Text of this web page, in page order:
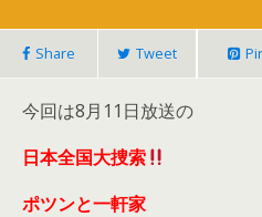
Share Tweet
今回は8月11日放送の
日本全国大捜索
ポツンと一軒家